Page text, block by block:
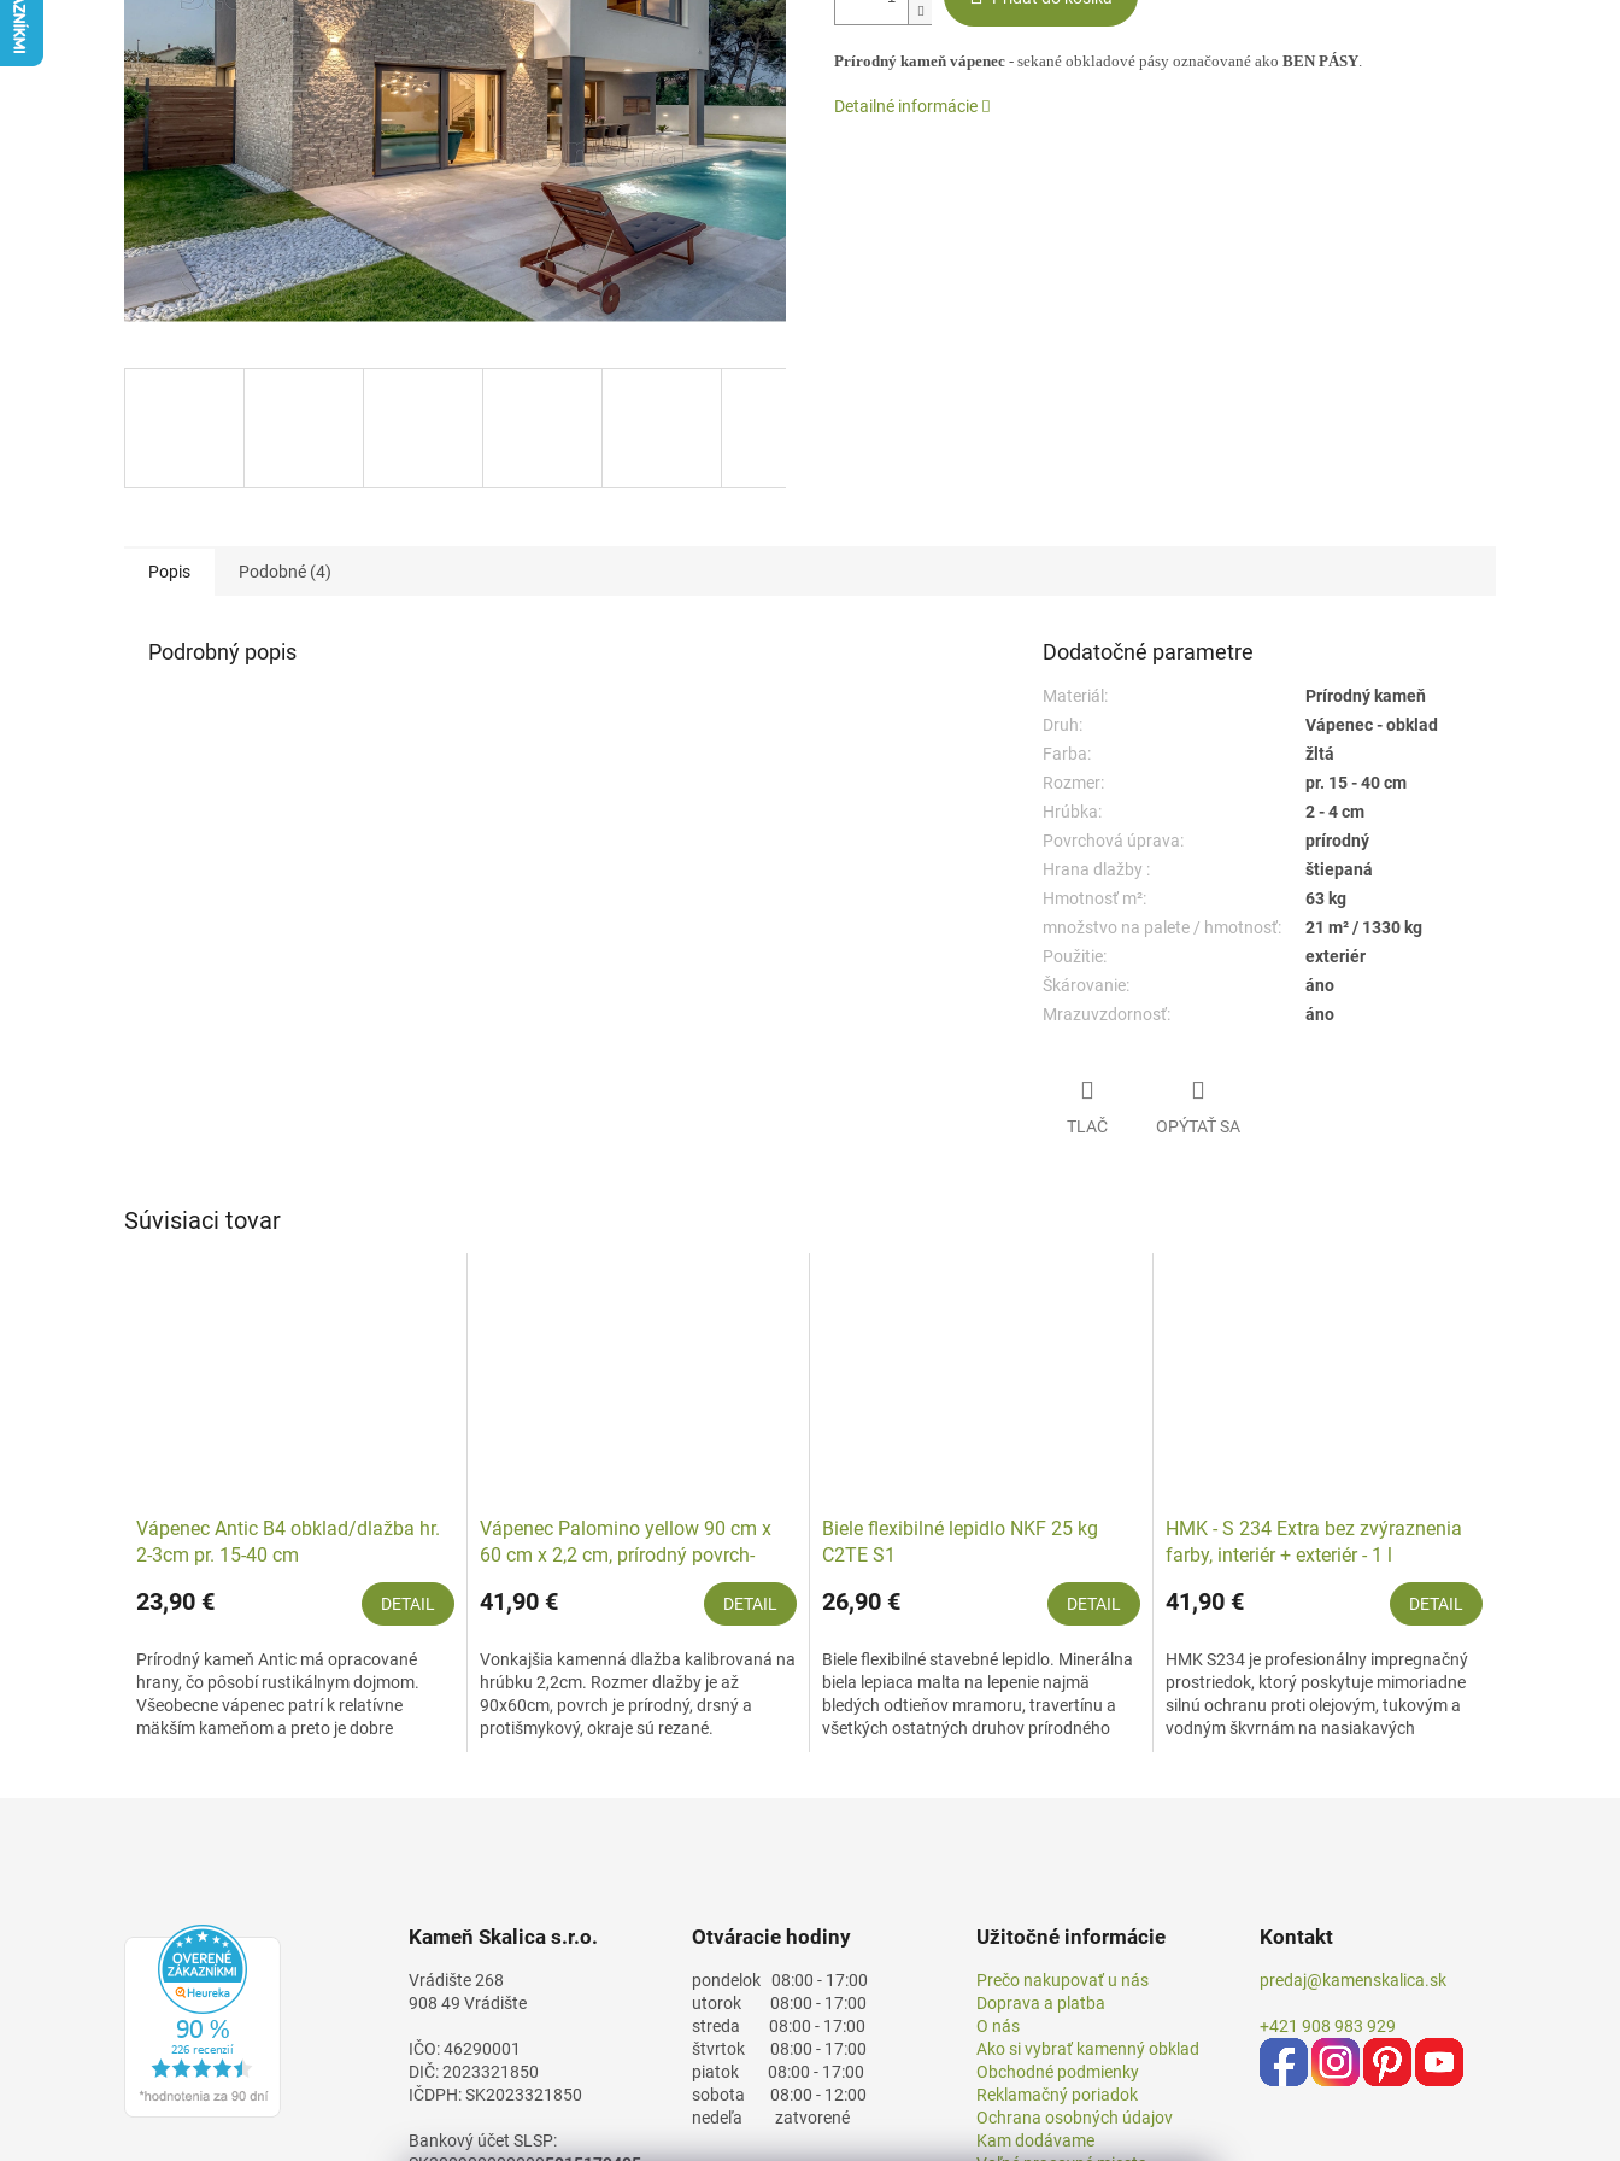
Prírodný kameň vápenec - sekané obkladové pásy označované ako BEN PÁSY.
Detailné informácie
Popis Podobné (4)
Podrobný popis Dodatočné parametre
Materiál:
Prírodný kameň
Druh:
Vápenec - obklad
Farba:
žltá
Rozmer:
pr. 15 - 40 cm
Hrúbka:
2 - 4 cm
Povrchová úprava:
prírodný
Hrana dlažby :
štiepaná
Hmotnosť m²:
63 kg
množstvo na palete / hmotnosť:
21 m² / 1330 kg
Použitie:
exteriér
Škárovanie:
áno
Mrazuvzdornosť:
áno
TLAČ OPÝTAŤ SA
Súvisiaci tovar
Vápenec Antic B4 obklad/dlažba hr.
2-3cm pr. 15-40 cm
23,90 € DETAIL
Prírodný kameň Antic má opracované
hrany, čo pôsobí rustikálnym dojmom.
Všeobecne vápenec patrí k relatívne
mäkším kameňom a preto je dobre
Vápenec Palomino yellow 90 cm x
60 cm x 2,2 cm, prírodný povrch-
41,90 € DETAIL
Vonkajšia kamenná dlažba kalibrovaná na
hrúbku 2,2cm. Rozmer dlažby je až
90x60cm, povrch je prírodný, drsný a
protišmykový, okraje sú rezané.
Biele flexibilné lepidlo NKF 25 kg
C2TE S1
26,90 € DETAIL
Biele flexibilné stavebné lepidlo. Minerálna
biela lepiaca malta na lepenie najmä
bledých odtieňov mramoru, travertínu a
všetkých ostatných druhov prírodného
HMK - S 234 Extra bez zvýraznenia
farby, interiér + exteriér - 1 l
41,90 € DETAIL
HMK S234 je profesionálny impregnačný
prostriedok, ktorý poskytuje mimoriadne
silnú ochranu proti olejovým, tukovým a
vodným škvrnám na nasiakavých
Kameň Skalica s.r.o.
Vrádište 268
908 49 Vrádište
IČO: 46290001
DIČ: 2023321850
IČDPH: SK2023321850
Bankový účet SLSP:
Otváracie hodiny
pondelok 08:00 - 17:00
utorok 08:00 - 17:00
streda 08:00 - 17:00
štvrtok 08:00 - 17:00
piatok 08:00 - 17:00
sobota 08:00 - 12:00
nedeľa zatvorené
Užitočné informácie
Prečo nakupovať u nás
Doprava a platba
O nás
Ako si vybrať kamenný obklad
Obchodné podmienky
Reklamačný poriadok
Ochrana osobných údajov
Kam dodávame
Kontakt
predaj@kamenskalica.sk
+421 908 983 929